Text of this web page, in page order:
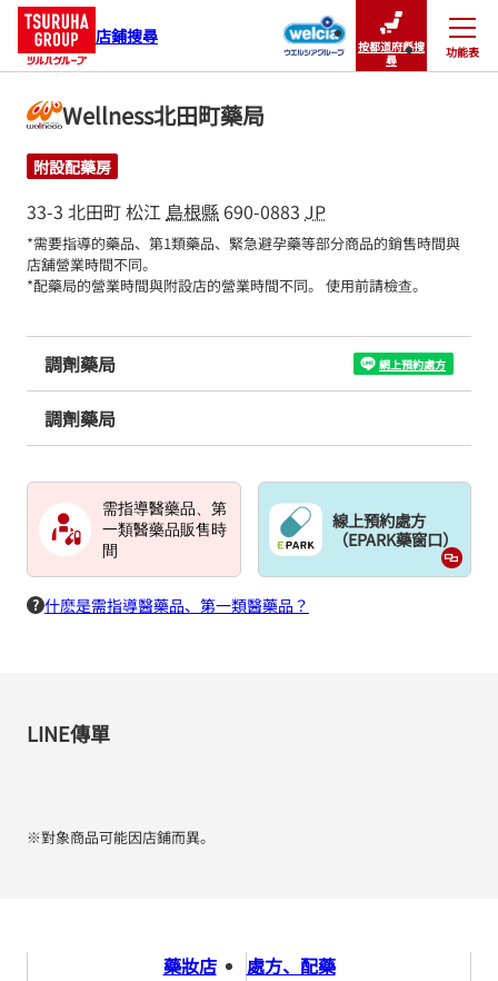
店鋪搜尋
按都道府縣搜
尋
功能表
關閉
Wellness北田町藥局
附設配藥房
33-3 北田町松江 島根縣 690-0883 JP
*需要指導的藥品、第1類藥品、緊急避孕藥等部分商品的銷售時間與
店舖營業時間不同。
*配藥局的營業時間與附設店的營業時間不同。 使用前請檢查。
調劑藥局 網上預約處方
調劑藥局
需指導醫藥品、第
一類醫藥品販售時
間
線上預約處方
（EPARK藥窗口）
什麽是需指導醫藥品、第一類醫藥品？
LINE傳單
※對象商品可能因店鋪而異。
藥妝店 處方、配藥